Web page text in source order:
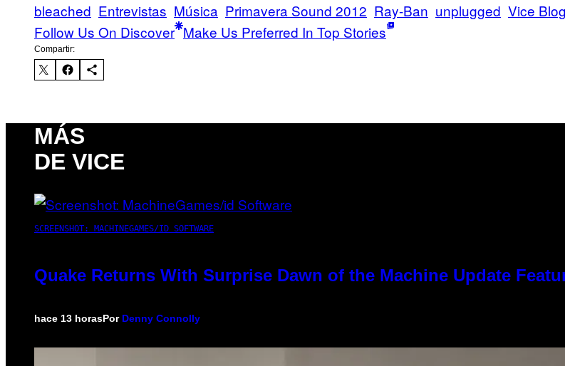
bleached Entrevistas Música Primavera Sound 2012 Ray-Ban unplugged Vice Blog
Follow Us On Discover Make Us Preferred In Top Stories
Compartir:
MÁS
DE VICE
SCREENSHOT: MACHINEGAMES/ID SOFTWARE
Quake Returns With Surprise Dawn of the Machine Update
hace 13 horasPor Denny Connolly